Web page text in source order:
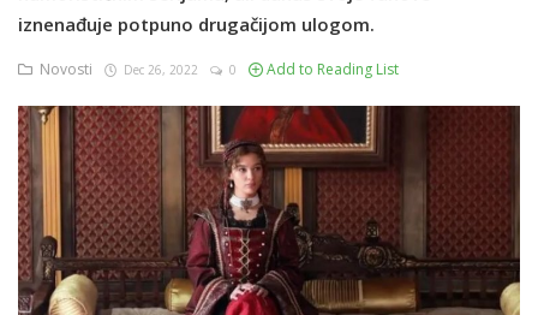
Filmovi
Contact
Login
Register
iznenađuje potpuno drugačijom ulogom.
Novosti Dec 26, 2022 0 Add to Reading List